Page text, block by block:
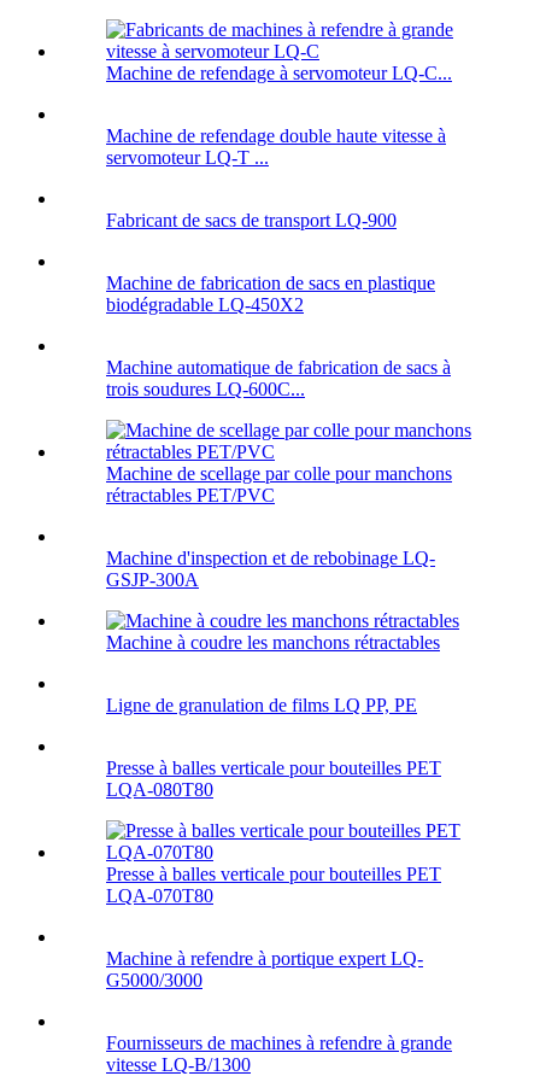
Machine de refendage à servomoteur LQ-C...
Machine de refendage double haute vitesse à
servomoteur LQ-T ...
Fabricant de sacs de transport LQ-900
Machine de fabrication de sacs en plastique
biodégradable LQ-450X2
Machine automatique de fabrication de sacs à
trois soudures LQ-600C...
Machine de scellage par colle pour manchons
rétractables PET/PVC
Machine d'inspection et de rebobinage LQ-
GSJP-300A
Machine à coudre les manchons rétractables
Ligne de granulation de films LQ PP, PE
Presse à balles verticale pour bouteilles PET
LQA-080T80
Presse à balles verticale pour bouteilles PET
LQA-070T80
Machine à refendre à portique expert LQ-
G5000/3000
Fournisseurs de machines à refendre à grande
vitesse LQ-B/1300